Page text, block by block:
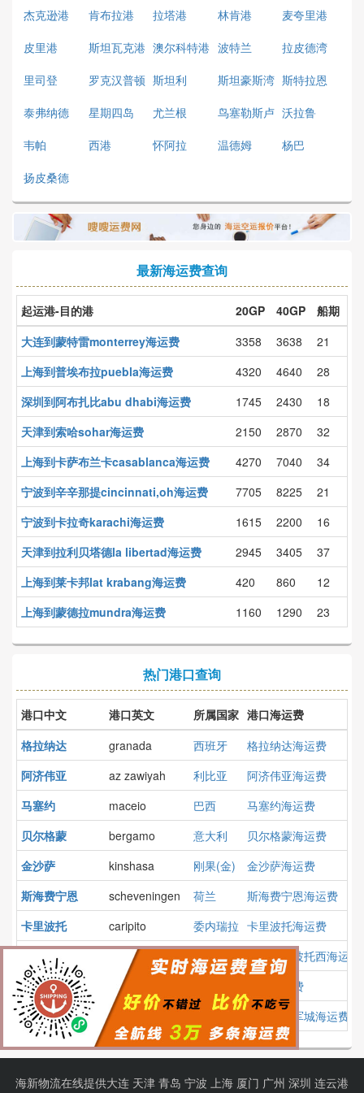
杰克逊港
肯布拉港 拉塔港 林肯港
麦夸里港
皮里港
斯坦瓦克港 澳尔科特港 波特兰
拉皮德湾
里司登
罗克汉普顿 斯坦利 斯坦豪斯湾 斯特拉恩
泰弗纳德
星期四岛 尤兰根
鸟塞勒斯卢
普
沃拉鲁
韦帕
西港 怀阿拉 温德姆
杨巴
扬皮桑德
最新海运费查询
起运港-目的港 20GP 40GP
船期
大连到蒙特雷monterrey海运费
3358 3638
21
上海到普埃布拉puebla海运费
4320 4640
28
深圳到阿布扎比abu dhabi海运费
1745 2430
18
天津到索哈sohar海运费
2150 2870
32
上海到卡萨布兰卡casablanca海运费
4270 7040
34
宁波到辛辛那提cincinnati,oh海运费
7705 8225
21
宁波到卡拉奇karachi海运费
1615 2200
16
天津到拉利贝塔德la libertad海运费
2945 3405
37
上海到莱卡邦lat krabang海运费
420 860
12
上海到蒙德拉mundra海运费
1160 1290 23
热门港口查询
港口中文 港口英文 所属国家 港口海运费
格拉纳达
granada 西班牙
格拉纳达海运费
阿济伟亚
az zawiyah 利比亚
阿济伟亚海运费
马塞约
maceio 巴西
马塞约海运费
贝尔格蒙
bergamo 意大利
贝尔格蒙海运费
金沙萨
kinshasa 刚果(金)
金沙萨海运费
斯海费宁恩
scheveningen 荷兰
斯海费宁恩海运费
卡里波托
caripito 委内瑞拉 卡里波托海运费
圣路易斯波托西
san luis potosi 墨西哥
圣路易斯波托西海运费
马埃
mahe,in
马埃海运费
桑托斯将军城
general santos 菲律宾 桑托斯将军城海运费
海新物流在线提供大连 天津 青岛 宁波 上海 厦门 广州 深圳 连云港